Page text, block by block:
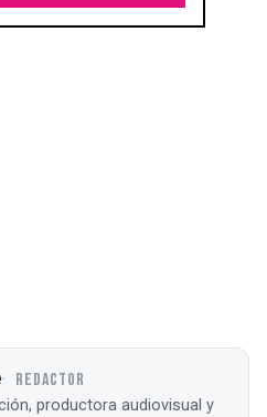
REDACTOR
productora audiovisual y